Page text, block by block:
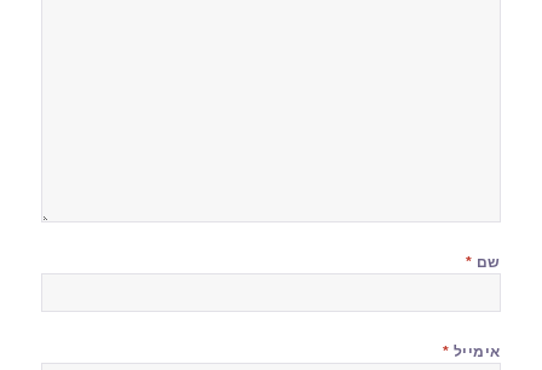
שם *
אימייל *